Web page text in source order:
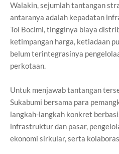
Walakin, sejumlah tantangan
antaranya adalah kepadatan
Tol Bocimi, tingginya biaya
ketimpangan harga, ketiadaan
belum terintegrasinya
perkotaan.
Untuk menjawab tantangan
Sukabumi bersama para
langkah-langkah konkret
infrastruktur dan pasar,
ekonomi sirkular, serta